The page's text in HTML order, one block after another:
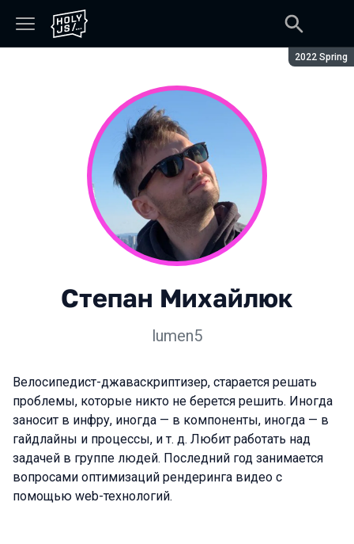
Сезон:
2022 Spring
Степан Михайлюк
lumen5
Велосипедист-джаваскриптизер, старается решать
проблемы, которые никто не берется решить. Иногда
заносит в инфру, иногда — в компоненты, иногда — в
гайдлайны и процессы, и т. д. Любит работать над
задачей в группе людей. Последний год занимается
вопросами оптимизаций рендеринга видео с
помощью web-технологий.